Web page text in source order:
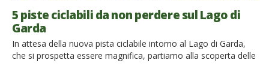
5 piste ciclabili da non perdere sul Lago di
Garda
In attesa della nuova pista ciclabile intorno al Lago di Garda,
che si prospetta essere magnifica, partiamo alla scoperta delle